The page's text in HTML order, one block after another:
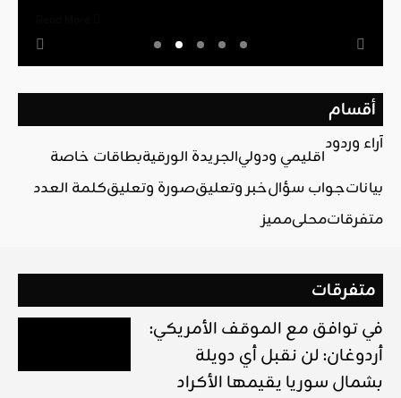
أقسام
آراء وردود
اقليمي ودوليالجريدة الورقيةبطاقات خاصة
بياناتجواب سؤالخبر وتعليقصورة وتعليقكلمة العدد
متفرقاتمحليمميز
متفرقات
في توافق مع الموقف الأمريكي:
أردوغان: لن نقبل أي دويلة
بشمال سوريا يقيمها الأكراد